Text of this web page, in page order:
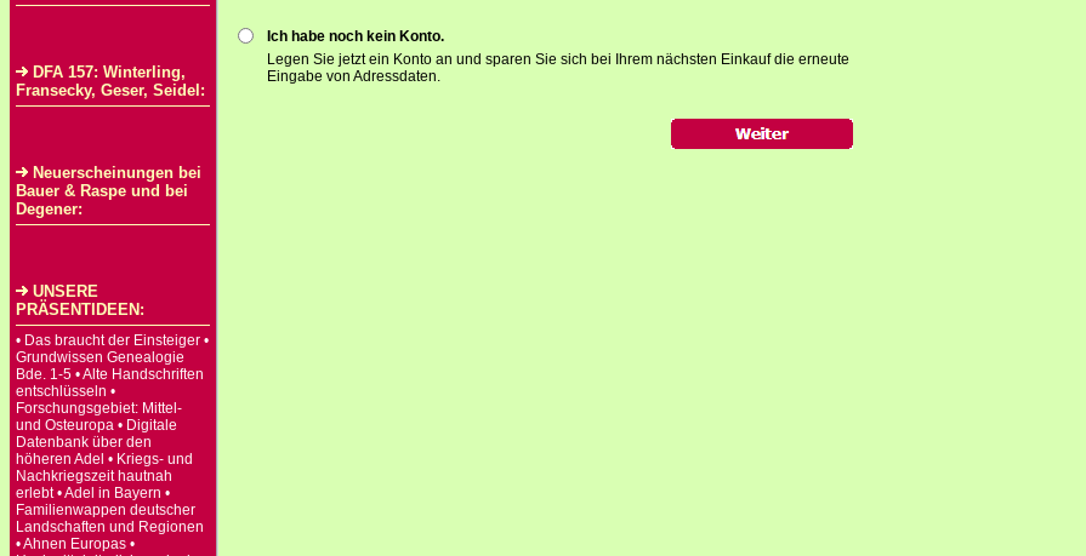
DFA 157: Winterling,
Fransecky, Geser, Seidel:
Neuerscheinungen bei
Bauer & Raspe und bei
Degener:
UNSERE
PRÄSENTIDEEN:
• Das braucht der Einsteiger •
Grundwissen Genealogie
Bde. 1-5 • Alte Handschriften
entschlüsseln •
Forschungsgebiet: Mittel-
und Osteuropa • Digitale
Datenbank über den
höheren Adel • Kriegs- und
Nachkriegszeit hautnah
erlebt • Adel in Bayern •
Familienwappen deutscher
Landschaften und Regionen
• Ahnen Europas •
Ich habe noch kein Konto.
Legen Sie jetzt ein Konto an und sparen Sie sich bei Ihrem nächsten Einkauf die erneute
Eingabe von Adressdaten.